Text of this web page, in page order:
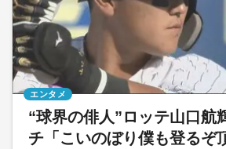
“球界の俳人”ロッテ山口航
チ「こいのぼり僕も登るぞ
エンタメ